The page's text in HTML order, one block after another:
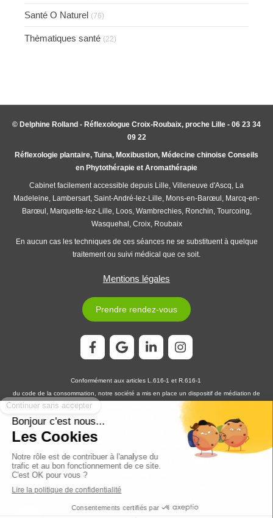
Santé O Naturel (76)
Thèmatiques santé (22)
© Delphine Rolland - Réflexologue Croix-Roubaix, proche Lille - 06 23 34
09 22
Réflexologie plantaire, Tuina, Moxibustion, Médecine chinoise Conseils
en Phytothérapie et Aromathérapie
Cabinet facilement accessible depuis Lille, Villeneuve d'Ascq, La
Madeleine, Lambersart, Saint-André-lez-Lille, Mons-en-Barœul, Marcq-en-
Barœul, Marquette-lez-Lille, Loos, Wambrechies, Ronchin, Tourcoing,
Wasquehal, Croix, Roubaix
En aucun cas les techniques de ces séances ne se substituent à quelque
traitement ou suivi médical que ce soit.
Mentions légales
Prendre rendez-vous
Conformément aux articles L.616-1 et R.616-1
du code de la consommation, notre société a mis en place un dispositif de médiation de
la consommation. L'entité de médiation retenue est :
MEDIATION CONSOMMATION
En cas de litige, vous pouvez déposer votre réclamation sur son site
https://www.medconsodev.eu ou par voie postale en écrivant à :
MEDIATION CONSOMMATION DÉVELOPPEMENT
IMMEUBLE L’HORIZON – ESPLANADE DE FRANCE